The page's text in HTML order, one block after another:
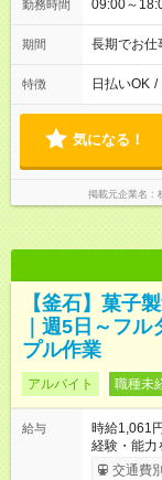
勤務時間 09:00～
期間 長期でお仕
特徴 日払いOK /
気になる！
掲載元企業名
【釜石】菓子
｜週5日～フ
プル作業
アルバイト 職種未
給与
時給1,061
経験・能力を考慮し
試用期間
交通費